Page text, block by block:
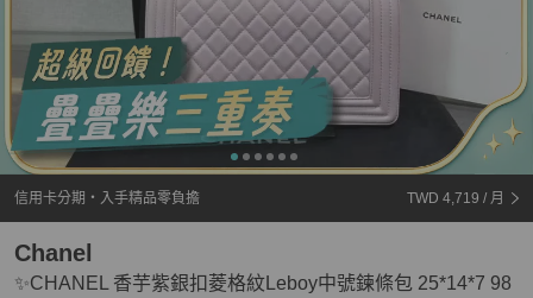
信用卡分期・入手精品零負擔 TWD 4,719 / 月
✨CHANEL 香芋紫銀扣菱格紋Leboy中號鍊條包 25*14*7 98
Chanel